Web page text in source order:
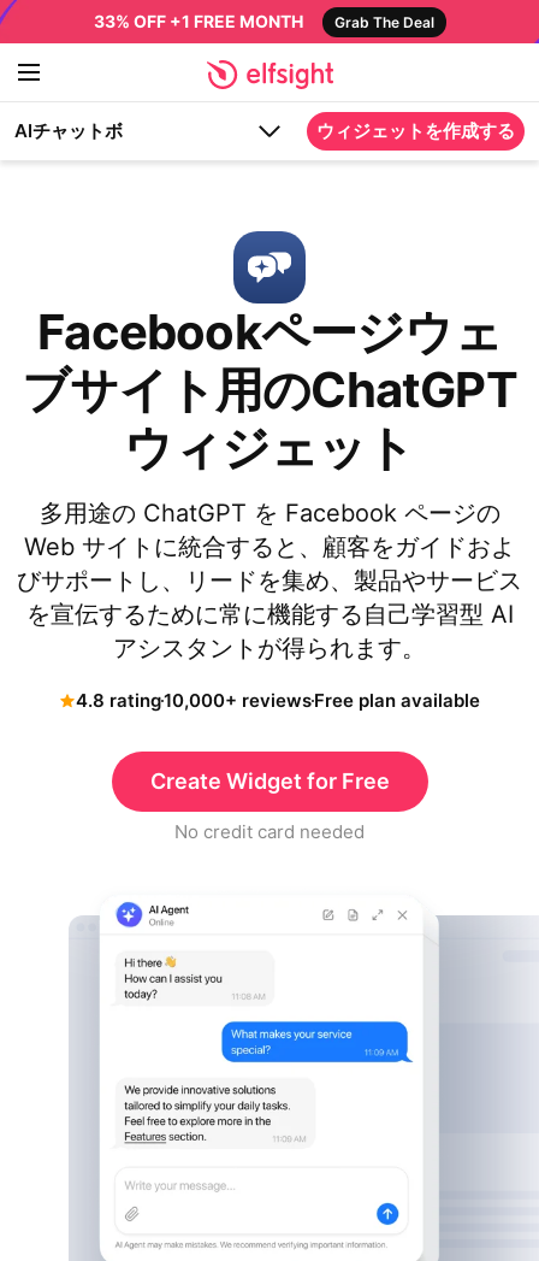
33% OFF +1 FREE MONTH Grab The Deal
AIチャットボ ウィジェットを作成する
Facebookページウェ
ブサイト用のChatGPT
ウィジェット
多用途の ChatGPT を Facebook ページの
Web サイトに統合すると、顧客をガイドおよ
びサポートし、リードを集め、製品やサービス
を宣伝するために常に機能する自己学習型 AI
アシスタントが得られます。
4.8 rating10,000+ reviewsFree plan available
Create Widget for Free
No credit card needed